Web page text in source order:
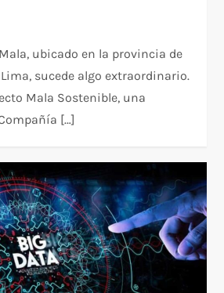
ubicado en la provincia de
sucede algo extraordinario.
Mala Sostenible, una
[…]